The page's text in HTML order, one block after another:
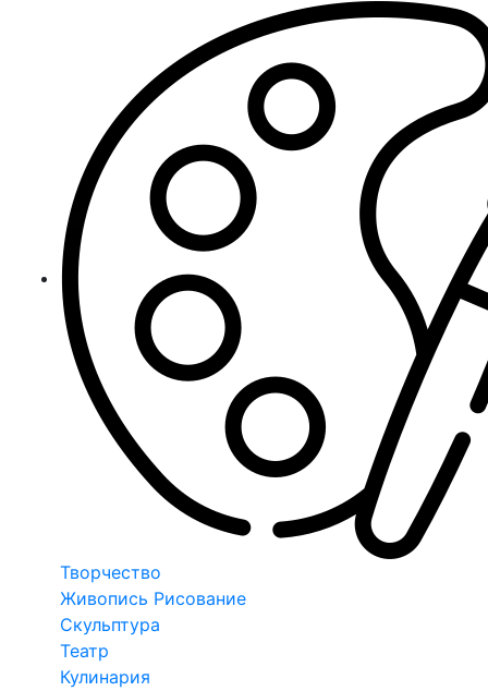
Творчество
Живопись Рисование
Скульптура
Театр
Кулинария